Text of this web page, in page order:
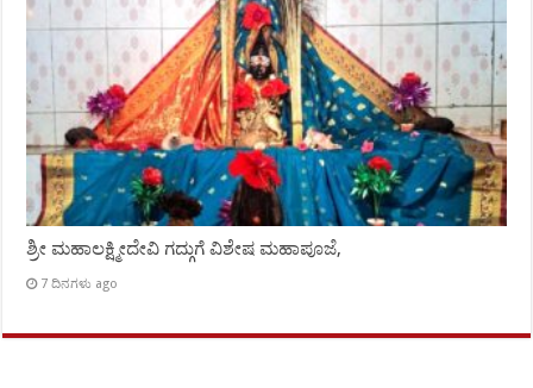
ಶ್ರೀ ಮಹಾಲಕ್ಷ್ಮೀದೇವಿ ಗದ್ಗುಗೆ ವಿಶೇಷ ಮಹಾಪೂಜೆ,
7 ದಿನಗಳು ago